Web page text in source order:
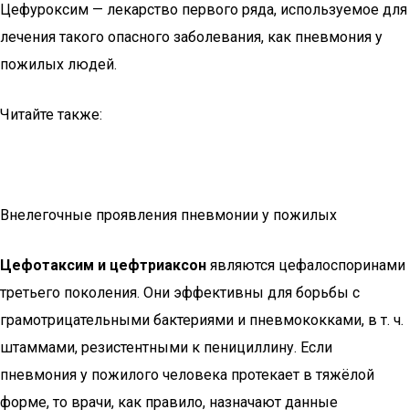
Цефуроксим — лекарство первого ряда, используемое для
лечения такого опасного заболевания, как пневмония у
пожилых людей.
Читайте также:
Внелегочные проявления пневмонии у пожилых
Цефотаксим и цефтриаксон являются цефалоспоринами
третьего поколения. Они эффективны для борьбы с
грамотрицательными бактериями и пневмококками, в т. ч.
штаммами, резистентными к пенициллину. Если
пневмония у пожилого человека протекает в тяжёлой
форме, то врачи, как правило, назначают данные